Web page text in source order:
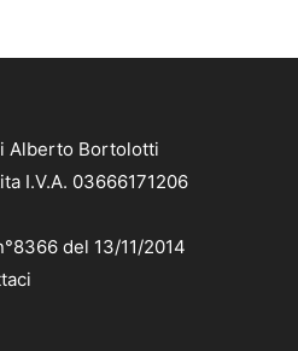
Alberto Bortolotti
del 13/11/2014